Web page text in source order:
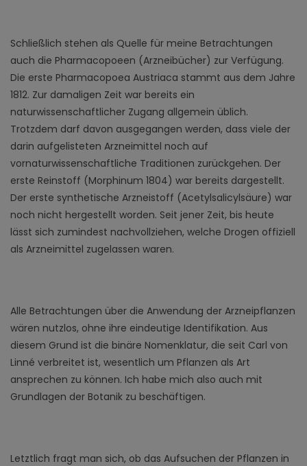
Schließlich stehen als Quelle für meine Betrachtungen
auch die Pharmacopoeen (Arzneibücher) zur Verfügung.
Die erste Pharmacopoea Austriaca stammt aus dem Jahre
1812. Zur damaligen Zeit war bereits ein
naturwissenschaftlicher Zugang allgemein üblich.
Trotzdem darf davon ausgegangen werden, dass viele der
darin aufgelisteten Arzneimittel noch auf
vornaturwissenschaftliche Traditionen zurückgehen. Der
erste Reinstoff (Morphinum 1804) war bereits dargestellt.
Der erste synthetische Arzneistoff (Acetylsalicylsäure) war
noch nicht hergestellt worden. Seit jener Zeit, bis heute
lässt sich zumindest nachvollziehen, welche Drogen offiziell
als Arzneimittel zugelassen waren.
Alle Betrachtungen über die Anwendung der Arzneipflanzen
wären nutzlos, ohne ihre eindeutige Identifikation. Aus
diesem Grund ist die binäre Nomenklatur, die seit Carl von
Linné verbreitet ist, wesentlich um Pflanzen als Art
ansprechen zu können. Ich habe mich also auch mit
Grundlagen der Botanik zu beschäftigen.
Letztlich fragt man sich, ob das Aufsuchen der Pflanzen in